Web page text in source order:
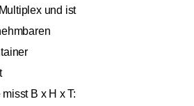
und ist
B x H x T: